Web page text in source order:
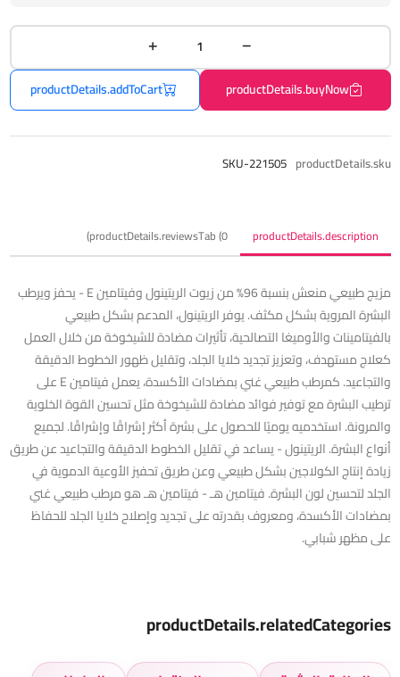
productDetails.buyNow
productDetails.addToCart
productDetails.sku
SKU-221505
productDetails.description
productDetails.reviewsTab (0)
مزيج طبيعي منعش بنسبة 96% من زيوت الريتينول وفيتامين E - يحفز ويرطب
البشرة المروية بشكل مكثف. يوفر الريتينول، المدعم بشكل طبيعي
بالفيتامينات والأوميغا التصالحية، تأثيرات مضادة للشيخوخة من خلال العمل
كعلاج مستهدف، وتعزيز تجديد خلايا الجلد، وتقليل ظهور الخطوط الدقيقة
والتجاعيد. كمرطب طبيعي غني بمضادات الأكسدة، يعمل فيتامين E على
ترطيب البشرة مع توفير فوائد مضادة للشيخوخة مثل تحسين القوة الخلوية
والمرونة. استخدميه يوميًا للحصول على بشرة أكثر إشراقًا وإشراقًا. لجميع
أنواع البشرة. الريتينول - يساعد في تقليل الخطوط الدقيقة والتجاعيد عن طريق
زيادة إنتاج الكولاجين بشكل طبيعي وعن طريق تحفيز الأوعية الدموية في
الجلد لتحسين لون البشرة. فيتامين هـ - فيتامين هـ هو مرطب طبيعي غني
بمضادات الأكسدة، ومعروف بقدرته على تجديد وإصلاح خلايا الجلد للحفاظ
على مظهر شبابي.
productDetails.relatedCategories